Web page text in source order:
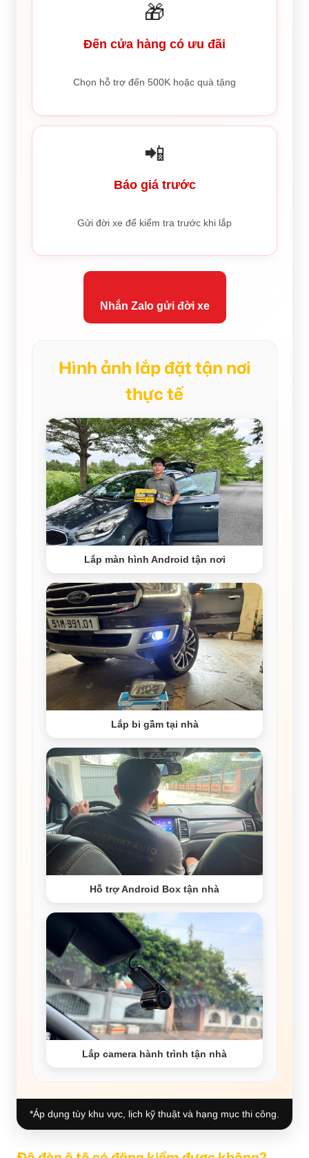
🎁
Đến cửa hàng có ưu đãi
Chọn hỗ trợ đến 500K hoặc quà tặng
📲
Báo giá trước
Gửi đời xe để kiểm tra trước khi lắp
Nhắn Zalo gửi đời xe
Hình ảnh lắp đặt tận nơi
thực tế
Lắp màn hình Android tận nơi
Lắp bi gầm tại nhà
Hỗ trợ Android Box tận nhà
Lắp camera hành trình tận nhà
*Áp dụng tùy khu vực, lịch kỹ thuật và hạng mục thi công.